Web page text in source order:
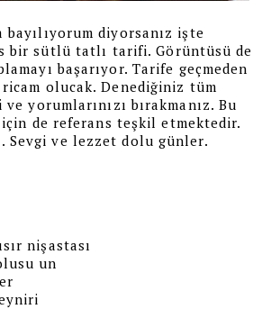
diyorsanız işte
bir sütlü tatlı tarifi. Görüntüsü de
başarıyor. Tarife geçmeden
olucak. Denediğiniz tüm
yorumlarınızı bırakmanız. Bu
de referans teşkil etmektedir.
Sevgi ve lezzet dolu günler.
nişastası
un